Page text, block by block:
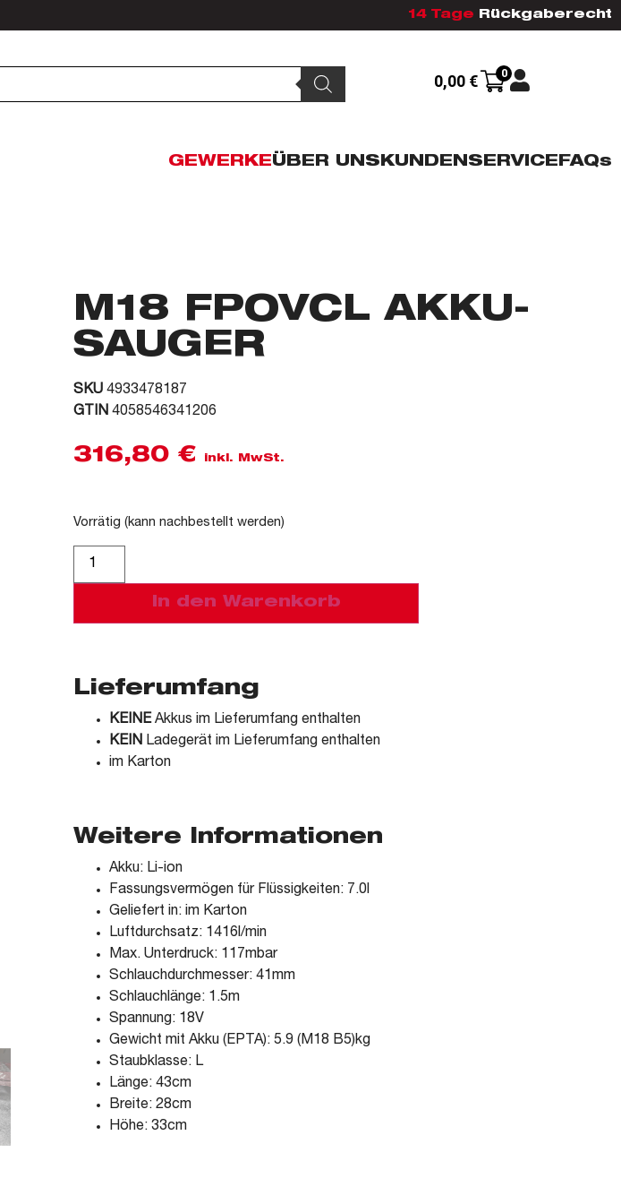
14 Tage Rückgaberecht
0,00 € 0
GEWERKEÜBER UNSKUNDENSERVICEFAQs
M18 FPOVCL AKKU-
SAUGER
SKU 4933478187
GTIN 4058546341206
316,80 € inkl. MwSt.
Vorrätig (kann nachbestellt werden)
In den Warenkorb
Lieferumfang
KEINEAkkus im Lieferumfang enthalten
KEIN Ladegerät im Lieferumfang enthalten
im Karton
Weitere Informationen
Akku: Li-ion
Fassungsvermögen für Flüssigkeiten: 7.0l
Geliefert in: im Karton
Luftdurchsatz: 1416l/min
Max. Unterdruck: 117mbar
Schlauchdurchmesser: 41mm
Schlauchlänge: 1.5m
Spannung: 18V
Gewicht mit Akku (EPTA): 5.9 (M18 B5)kg
Staubklasse: L
Länge: 43cm
Breite: 28cm
Höhe: 33cm